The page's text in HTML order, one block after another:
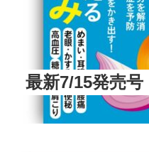
最新7/15発売号